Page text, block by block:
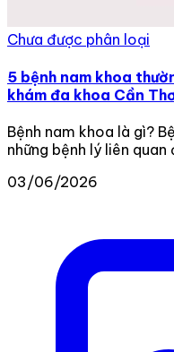
Chưa được phân loại
5 bệnh nam khoa
khám đa khoa Cần
Bệnh nam khoa là gì?
những bệnh lý liên quan
03/06/2026